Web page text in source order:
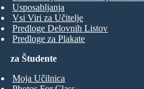
za Študente
Moja Učilnica
Usposabljanja
Vsi Viri za Učitelje
Predloge Delovnih Listov
Predloge za Plakate